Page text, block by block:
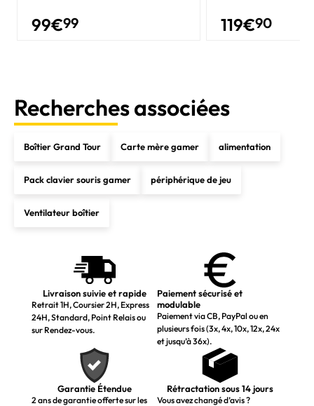
99€99 119€90
Recherches associées
Boîtier Grand Tour Carte mère gamer alimentation
Pack clavier souris gamer périphérique de jeu
Ventilateur boîtier
Livraison suivie et rapide
Retrait 1H, Coursier 2H, Express
24H, Standard, Point Relais ou
sur Rendez-vous.
Paiement sécurisé et
modulable
Paiement via CB, PayPal ou en
plusieurs fois (3x, 4x, 10x, 12x, 24x
et jusqu’à 36x).
Garantie Étendue
2 ans de garantie offerte sur les
Rétractation sous 14 jours
Vous avez changé d’avis ?